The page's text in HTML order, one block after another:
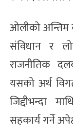
ओलीको अन्तिम
संविधान र
राजनीतिक
यसको अर्थ
जिद्दीभन्दा
सहकार्य गर्ने